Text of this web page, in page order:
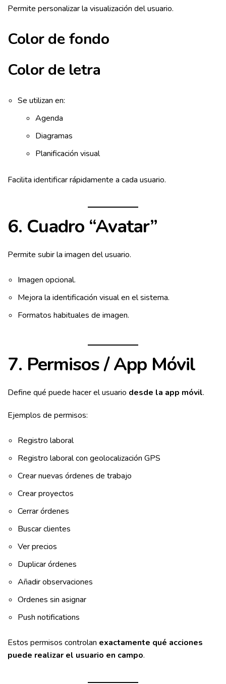
Permite personalizar la visualización del usuario.
Color de fondo
Color de letra
Se utilizan en:
Agenda
Diagramas
Planificación visual
Facilita identificar rápidamente a cada usuario.
6. Cuadro “Avatar”
Permite subir la imagen del usuario.
Imagen opcional.
Mejora la identificación visual en el sistema.
Formatos habituales de imagen.
7. Permisos / App Móvil
Define qué puede hacer el usuario desde la app móvil.
Ejemplos de permisos:
Registro laboral
Registro laboral con geolocalización GPS
Crear nuevas órdenes de trabajo
Crear proyectos
Cerrar órdenes
Buscar clientes
Ver precios
Duplicar órdenes
Añadir observaciones
Ordenes sin asignar
Push notifications
Estos permisos controlan exactamente qué acciones
puede realizar el usuario en campo.